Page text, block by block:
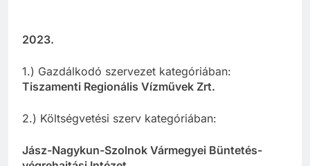
2023.
1.) Gazdálkodó szervezet kategóriában:
Tiszamenti Regionális Vízművek Zrt.
2.) Költségvetési szerv kategóriában:
Jász-Nagykun-Szolnok Vármegyei Büntetés-